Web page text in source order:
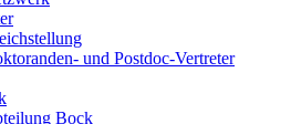
und Postdoc-Vertreter
Bock